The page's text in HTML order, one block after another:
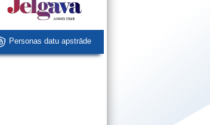
Personas datu apstrāde